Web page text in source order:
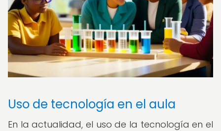
Uso de tecnología en el aula
En la actualidad, el uso de la tecnología en el